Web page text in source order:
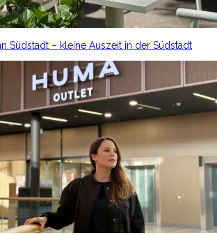
Südstadt – kleine Auszeit in der Südstadt